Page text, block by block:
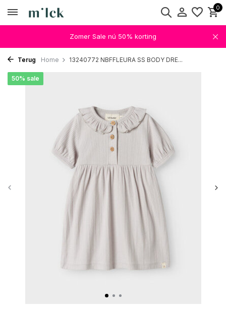
0
Zomer Sale nú 50% korting
Terug Home 13240772 NBFFLEURA SS BODY DRE...
50% sale